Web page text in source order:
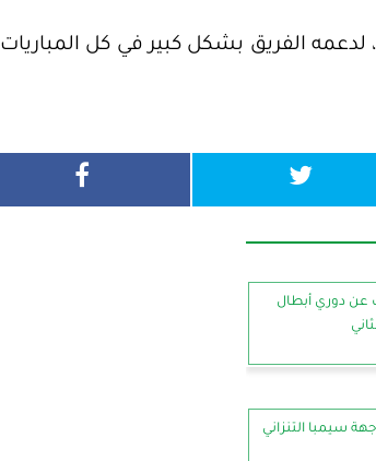
الفريق بشكل كبير في كل المباريات
عن دوري أبطال